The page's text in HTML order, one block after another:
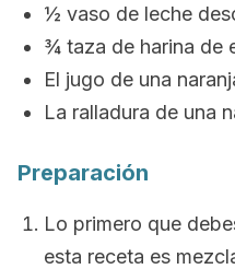
½ vaso de leche
¾ taza de harina de
El jugo de una
La ralladura de una
Preparación
Lo primero que
esta receta es